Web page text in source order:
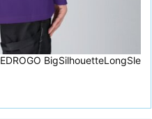
BigSilhouetteLongSle